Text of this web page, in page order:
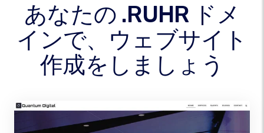
あなたの .RUHR ドメ
インで、ウェブサイト
作成をしましょう